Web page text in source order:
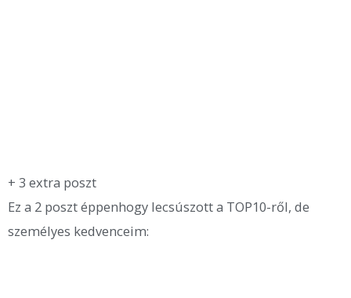
+ 3 extra poszt
Ez a 2 poszt éppenhogy lecsúszott a TOP10-ről, de
személyes kedvenceim: